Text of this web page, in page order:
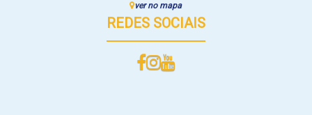
ver no mapa
REDES SOCIAIS